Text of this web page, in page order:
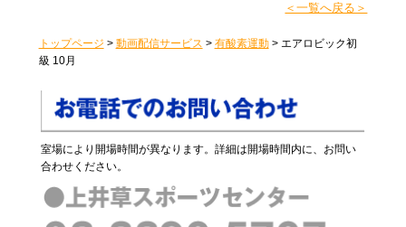
＜一覧へ戻る＞
トップページ > 動画配信サービス > 有酸素運動> エアロビック初
級 10月
室場により開場時間が異なります。詳細は開場時間内に、お問い
合わせください。